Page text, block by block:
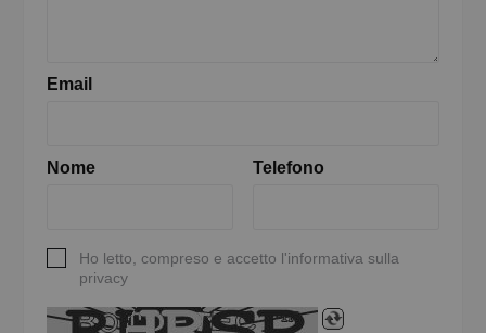
Email
Nome Telefono
Ho letto, compreso e accetto l'informativa sulla
privacy